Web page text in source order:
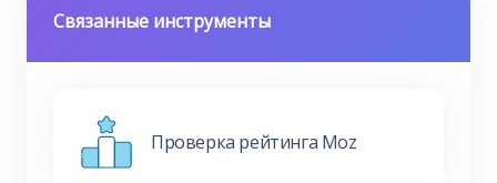
Связанные инструменты
Проверка рейтинга Moz